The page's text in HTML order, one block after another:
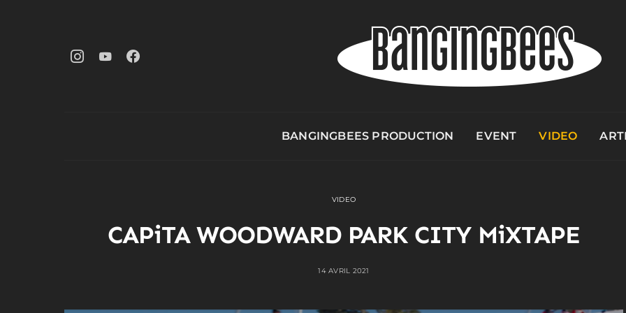
BANGINGBEES PRODUCTION EVENT VIDEO
VIDEO
CAPiTA WOODWARD PARK CITY MiXTAPE
14 AVRIL 2021